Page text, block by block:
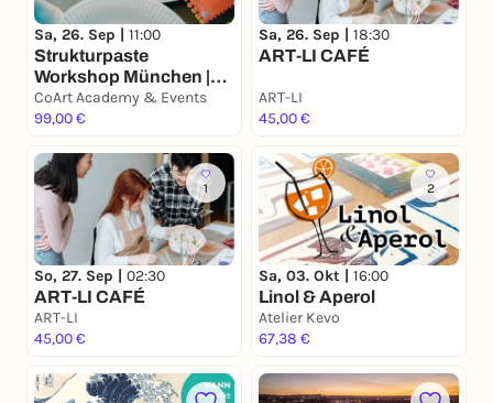
Sa, 26. Sep | 11:00
Strukturpaste
Workshop München |
Minimalistic Art &
Texture Painting
CoArt Academy & Events
99,00 €
Sa, 26. Sep | 18:30
ART-LI CAFÉ
ART-LI
45,00 €
1
So, 27. Sep | 02:30
ART-LI CAFÉ
ART-LI
45,00 €
2
Sa, 03. Okt | 16:00
Linol & Aperol
Atelier Kevo
67,38 €